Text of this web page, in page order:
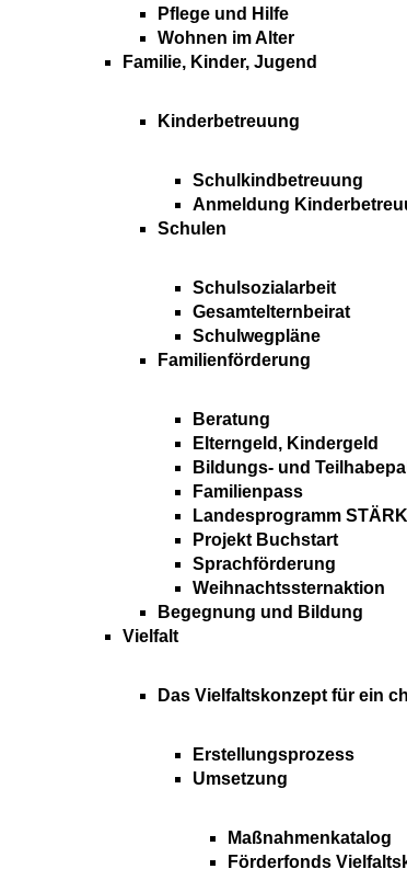
Pflege und Hilfe
Wohnen im Alter
Familie, Kinder, Jugend
Kinderbetreuung
Schulkindbetreuung
Anmeldung
Schulen
Schulsozialarbeit
Gesamtelternbeirat
Schulwegpläne
Familienförderung
Beratung
Elterngeld, Kindergeld
Bildungs- und
Familienpass
Landesprogramm
Projekt Buchstart
Sprachförderung
Weihnachtssternaktion
Begegnung und Bildung
Vielfalt
Das Vielfaltskonzept für ein
Erstellungsprozess
Umsetzung
Maßnahmenkatalog
Förderfonds